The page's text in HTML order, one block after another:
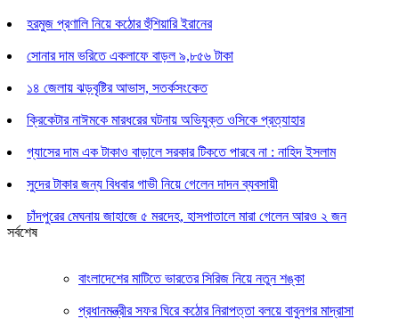
হরমুজ প্রণালি নিয়ে কঠোর হুঁশিয়ারি ইরানের
সোনার দাম ভরিতে একলাফে বাড়ল ৯,৮৫৬ টাকা
১৪ জেলায় ঝড়বৃষ্টির আভাস, সতর্কসংকেত
ক্রিকেটার নাঈমকে মারধরের ঘটনায় অভিযুক্ত ওসিকে প্রত্যাহার
গ্যাসের দাম এক টাকাও বাড়ালে সরকার টিকতে পারবে না : নাহিদ ইসলাম
সুদের টাকার জন্য বিধবার গাভী নিয়ে গেলেন দাদন ব্যবসায়ী
চাঁদপুরের মেঘনায় জাহাজে ৫ মরদেহ, হাসপাতালে মারা গেলেন আরও ২ জন
সর্বশেষ
বাংলাদেশের মাটিতে ভারতের সিরিজ নিয়ে নতুন শঙ্কা
প্রধানমন্ত্রীর সফর ঘিরে কঠোর নিরাপত্তা বলয়ে বাবুনগর মাদ্রাসা